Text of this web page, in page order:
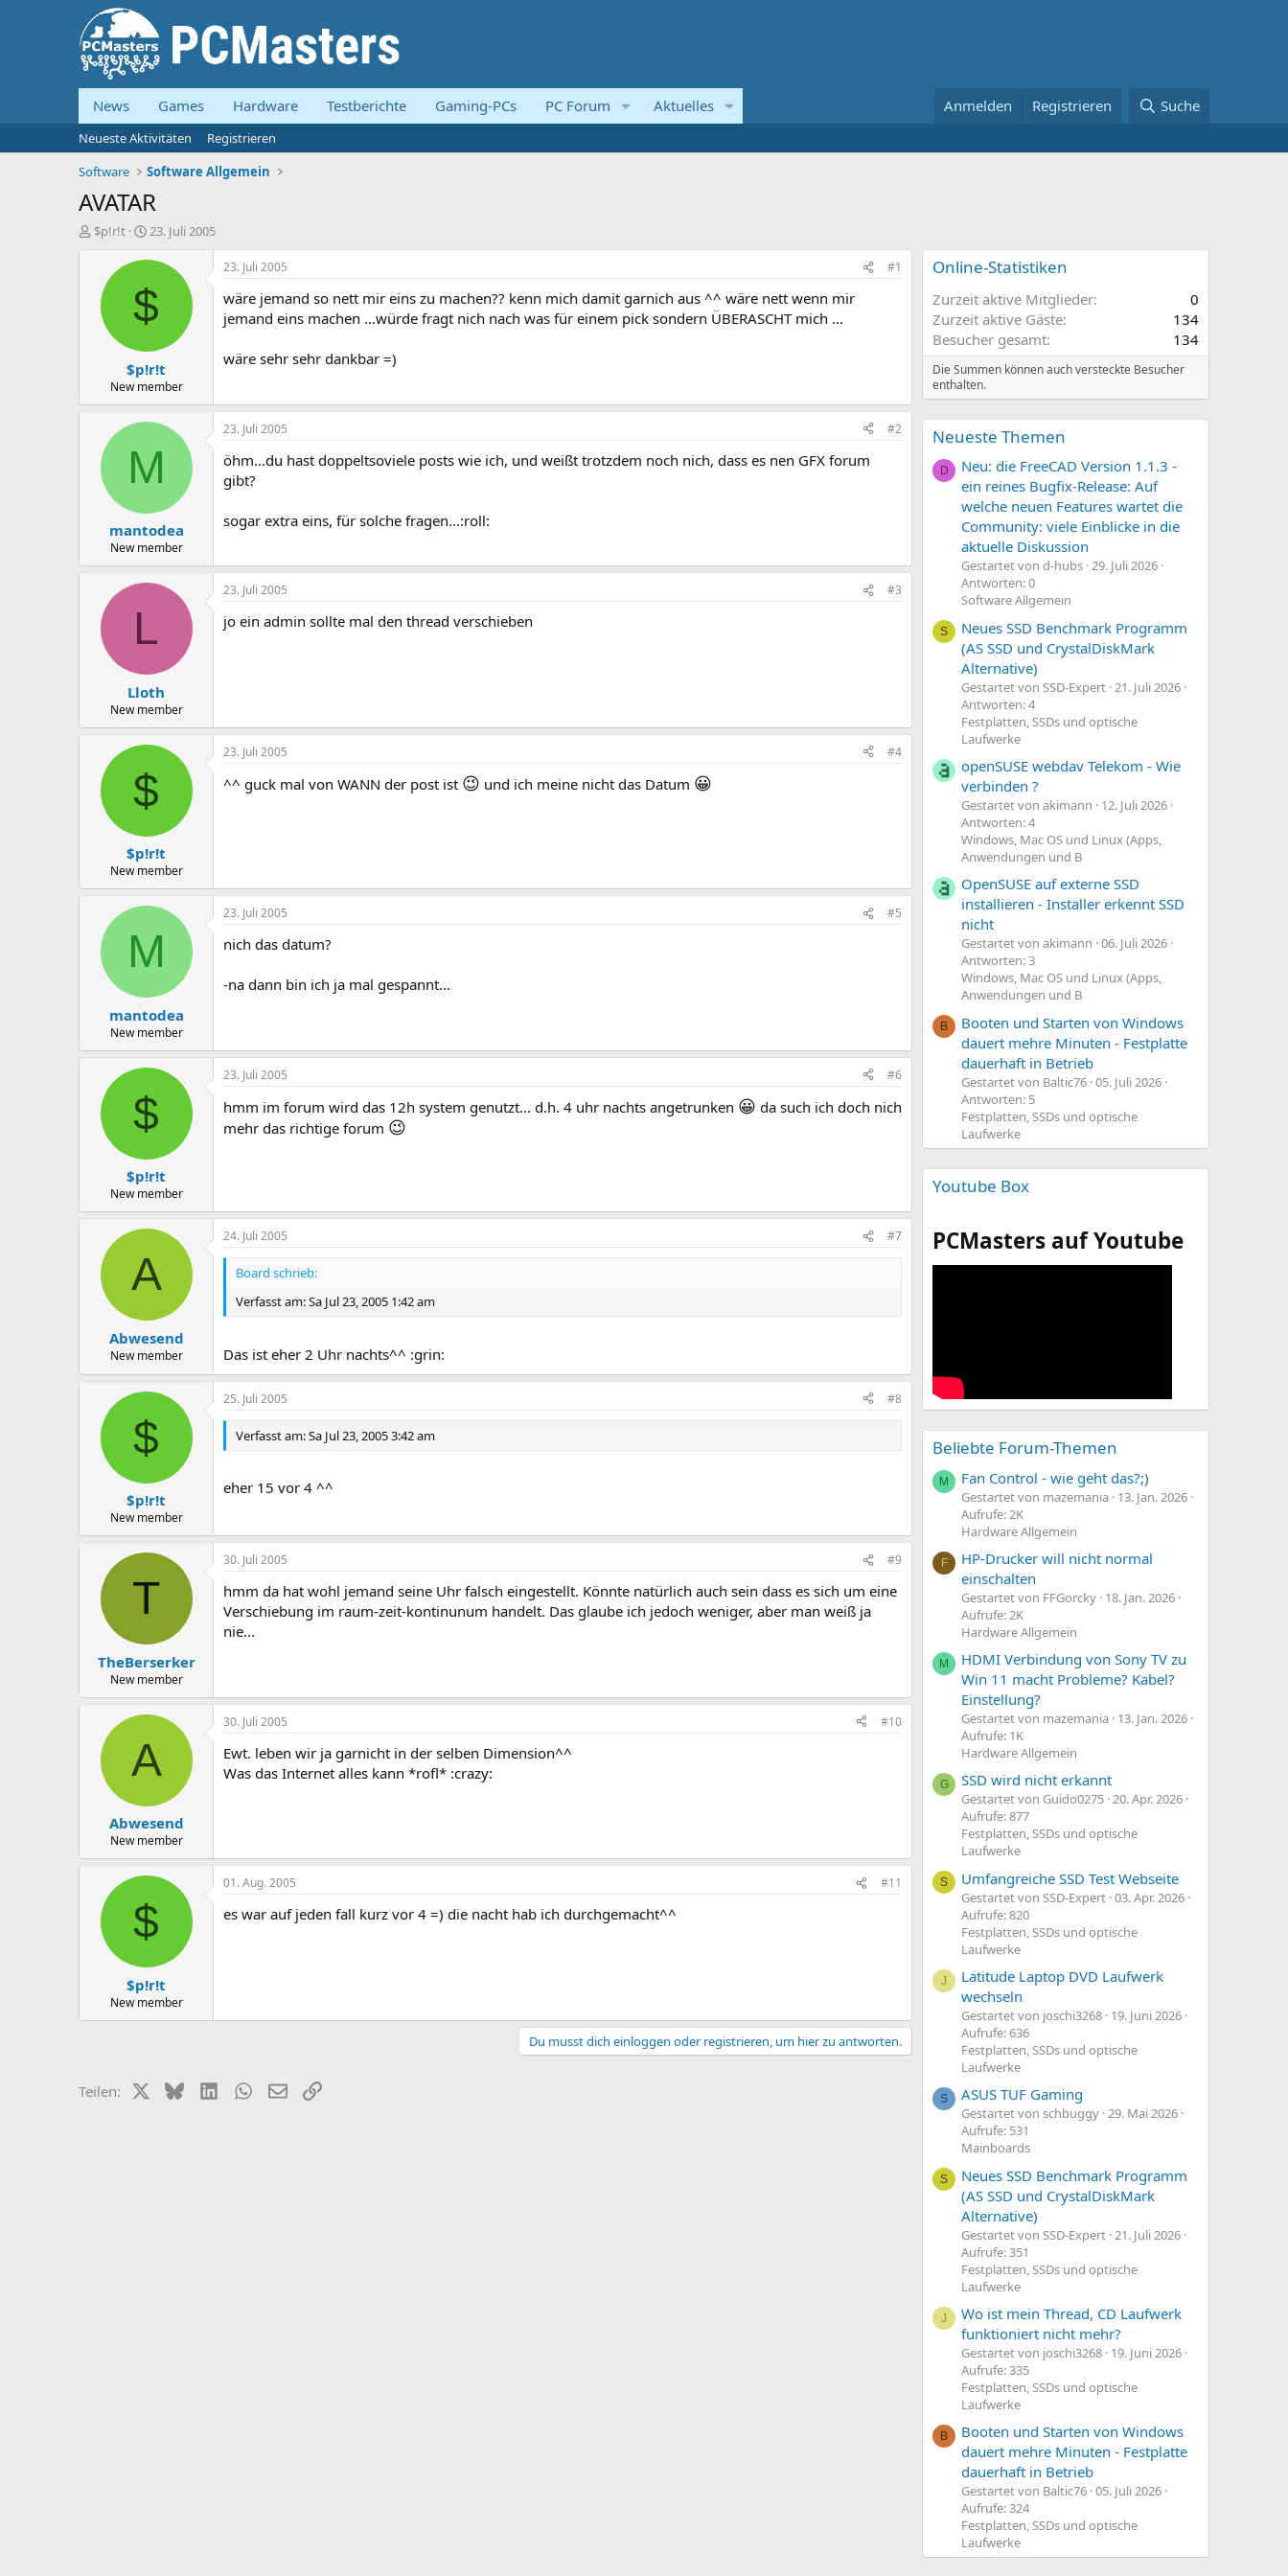
News Games Hardware Testberichte Gaming-PCs PC Forum Aktuelles Anmelden Registrieren Suche
Neueste Aktivitäten
Registrieren
Software
Software Allgemein
AVATAR
E
$p!r!t
E
s
e
l
t
a
m
23. Juli 2005
$
$p!r!t
New member
23. Juli 2005 #1
wäre jemand so nett mir eins zu machen?? kenn mich damit garnich aus ^^ wäre nett wenn mir
jemand eins machen ...würde fragt nich nach was für einem pick sondern ÜBERASCHT mich ...
wäre sehr sehr dankbar =)
M
mantodea
New member
23. Juli 2005 #2
öhm...du hast doppeltsoviele posts wie ich, und weißt trotzdem noch nich, dass es nen GFX forum
gibt?
sogar extra eins, für solche fragen...:roll:
L
Lloth
New member
23. Juli 2005 #3
jo ein admin sollte mal den thread verschieben
$
$p!r!t
New member
23. Juli 2005 #4
^^ guck mal von WANN der post ist 😉 und ich meine nicht das Datum 😀
M
mantodea
New member
23. Juli 2005 #5
nich das datum?
-na dann bin ich ja mal gespannt...
$
$p!r!t
New member
23. Juli 2005 #6
hmm im forum wird das 12h system genutzt... d.h. 4 uhr nachts angetrunken 😀 da such ich doch nich
mehr das richtige forum 😉
A
Abwesend
New member
24. Juli 2005 #7
Board schrieb:
Verfasst am: Sa Jul 23, 2005 1:42 am
Das ist eher 2 Uhr nachts^^ :grin:
$
$p!r!t
New member
25. Juli 2005 #8
Verfasst am: Sa Jul 23, 2005 3:42 am
eher 15 vor 4 ^^
T
TheBerserker
New member
30. Juli 2005 #9
hmm da hat wohl jemand seine Uhr falsch eingestellt. Könnte natürlich auch sein dass es sich um eine
Verschiebung im raum-zeit-kontinunum handelt. Das glaube ich jedoch weniger, aber man weiß ja
nie...
A
Abwesend
New member
30. Juli 2005 #10
Ewt. leben wir ja garnicht in der selben Dimension^^
Was das Internet alles kann *rofl* :crazy:
$
$p!r!t
New member
01. Aug. 2005 #11
es war auf jeden fall kurz vor 4 =) die nacht hab ich durchgemacht^^
Du musst dich einloggen oder registrieren, um hier zu antworten.
Teilen: X (Twitter)
BlueskyLinkedInWhatsApp
E-MailLink
Online-Statistiken
Zurzeit aktive Mitglieder
0
Zurzeit aktive Gäste
134
Besucher gesamt
134
Die Summen können auch versteckte Besucher
enthalten.
Neueste Themen
D
Neu: die FreeCAD Version 1.1.3 -
ein reines Bugfix-Release: Auf
welche neuen Features wartet die
Community: viele Einblicke in die
aktuelle Diskussion
Gestartet von d-hubs 29. Juli 2026
Antworten: 0
Software Allgemein
S
Neues SSD Benchmark Programm
(AS SSD und CrystalDiskMark
Alternative)
Gestartet von SSD-Expert 21. Juli 2026
Antworten: 4
Festplatten, SSDs und optische
Laufwerke
openSUSE webdav Telekom - Wie
verbinden ?
Gestartet von akimann
12. Juli 2026
Antworten: 4
Windows, Mac OS und Linux (Apps,
Anwendungen und B
OpenSUSE auf externe SSD
installieren - Installer erkennt SSD
nicht
Gestartet von akimann 06. Juli 2026
Antworten: 3
Windows, Mac OS und Linux (Apps,
Anwendungen und B
B
Booten und Starten von Windows
dauert mehre Minuten - Festplatte
dauerhaft in Betrieb
Gestartet von Baltic76 05. Juli 2026
Antworten: 5
Festplatten, SSDs und optische
Laufwerke
Youtube Box
PCMasters auf Youtube
Beliebte Forum-Themen
M Fan Control - wie geht das?;)
Gestartet von mazemania 13. Jan. 2026
Aufrufe: 2K
Hardware Allgemein
F
HP-Drucker will nicht normal
einschalten
Gestartet von FFGorcky 18. Jan. 2026
Aufrufe: 2K
Hardware Allgemein
M
HDMI Verbindung von Sony TV zu
Win 11 macht Probleme? Kabel?
Einstellung?
Gestartet von mazemania 13. Jan. 2026
Aufrufe: 1K
Hardware Allgemein
G SSD wird nicht erkannt
Gestartet von Guido0275 20. Apr. 2026
Aufrufe: 877
Festplatten, SSDs und optische
Laufwerke
S Umfangreiche SSD Test Webseite
Gestartet von SSD-Expert 03. Apr. 2026
Aufrufe: 820
Festplatten, SSDs und optische
Laufwerke
J
Latitude Laptop DVD Laufwerk
wechseln
Gestartet von joschi3268 19. Juni 2026
Aufrufe: 636
Festplatten, SSDs und optische
Laufwerke
S ASUS TUF Gaming
Gestartet von schbuggy 29. Mai 2026
Aufrufe: 531
Mainboards
S
Neues SSD Benchmark Programm
(AS SSD und CrystalDiskMark
Alternative)
Gestartet von SSD-Expert 21. Juli 2026
Aufrufe: 351
Festplatten, SSDs und optische
Laufwerke
J
Wo ist mein Thread, CD Laufwerk
funktioniert nicht mehr?
Gestartet von joschi3268 19. Juni 2026
Aufrufe: 335
Festplatten, SSDs und optische
Laufwerke
B
Booten und Starten von Windows
dauert mehre Minuten - Festplatte
dauerhaft in Betrieb
Gestartet von Baltic76 05. Juli 2026
Aufrufe: 324
Festplatten, SSDs und optische
Laufwerke